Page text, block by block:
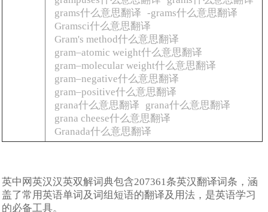
grams什么意思翻译 -grams什么意思翻译
Gramsci什么意思翻译
Gram's method什么意思翻译
gram–atomic weight什么意思翻译
gram–molecular weight什么意思翻译
gram–negative什么意思翻译
gram–positive什么意思翻译
grana什么意思翻译
grana什么意思翻译
grana cheese什么意思翻译
Granada什么意思翻译
英中网英汉汉英双解词典包含207361条英汉翻译词条，涵
盖了常用英语单词及词组短语的翻译及用法，是英语学习
的必备工具。